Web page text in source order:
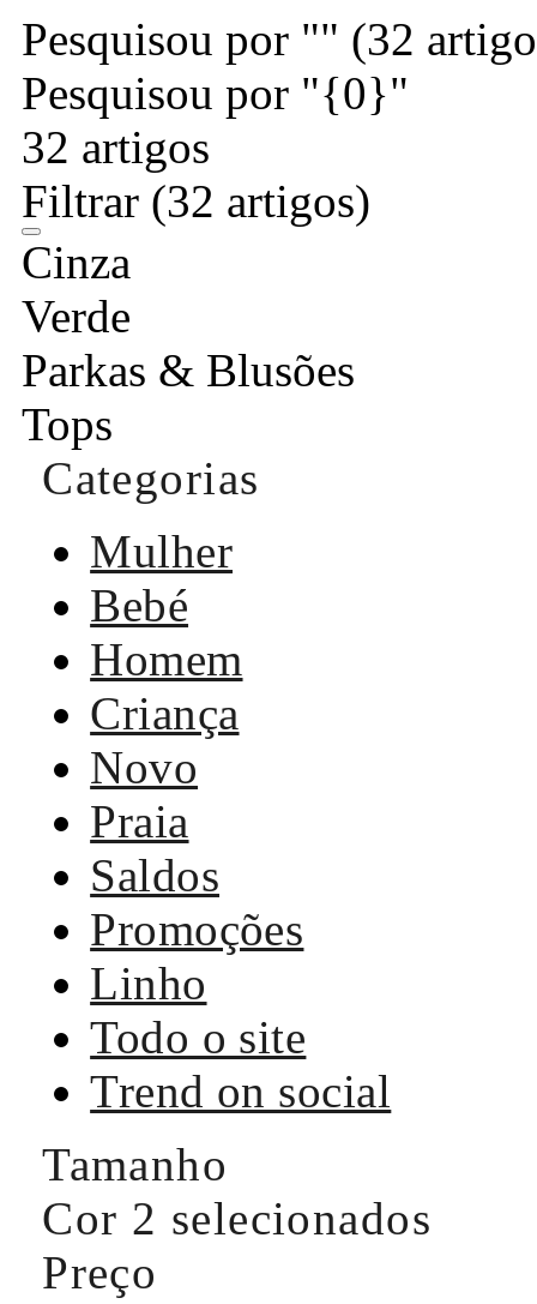
Pesquisou por "" (32
Pesquisou por "{0}"
32 artigos
Filtrar (32 artigos)
Cinza
Verde
Parkas & Blusões
Tops
Categorias
Mulher
Bebé
Homem
Criança
Novo
Praia
Saldos
Promoções
Linho
Todo o site
Trend on social
Tamanho
Cor 2 selecionados
Preço